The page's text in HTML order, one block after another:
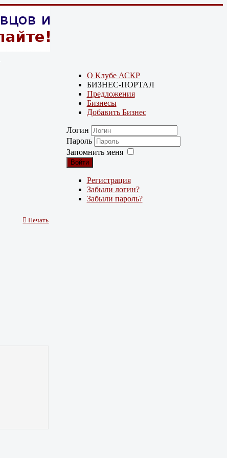
Печать
О Клубе АСКР
БИЗНЕС-ПОРТАЛ
Предложения
Бизнесы
Добавить Бизнес
Логин
Пароль
Запомнить меня
Войти
Регистрация
Забыли логин?
Забыли пароль?